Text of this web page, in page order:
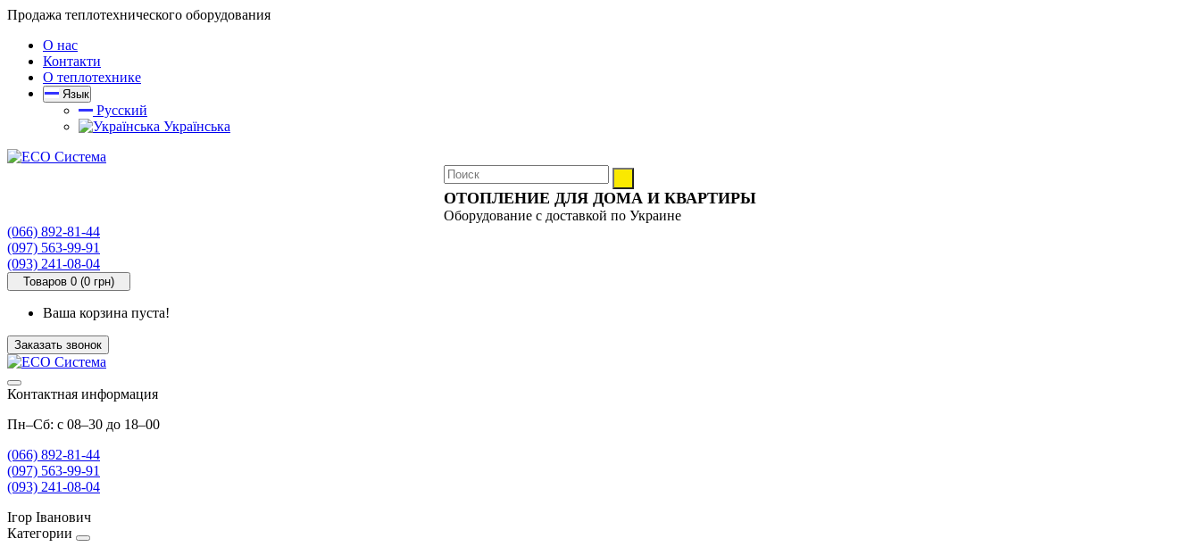
Продажа теплотехнического оборудования
О нас
Контакти
О теплотехнике
Язык
Русский
Українська
ОТОПЛЕНИЕ ДЛЯ ДОМА И КВАРТИРЫ
Оборудование с доставкой по Украине
(066) 892-81-44
(097) 563-99-91
(093) 241-08-04
Товаров 0 (0 грн)
Ваша корзина пуста!
Заказать звонок
Контактная информация
Пн–Сб: с 08–30 до 18–00
(066) 892-81-44
(097) 563-99-91
(093) 241-08-04
Ігор Іванович
Категории